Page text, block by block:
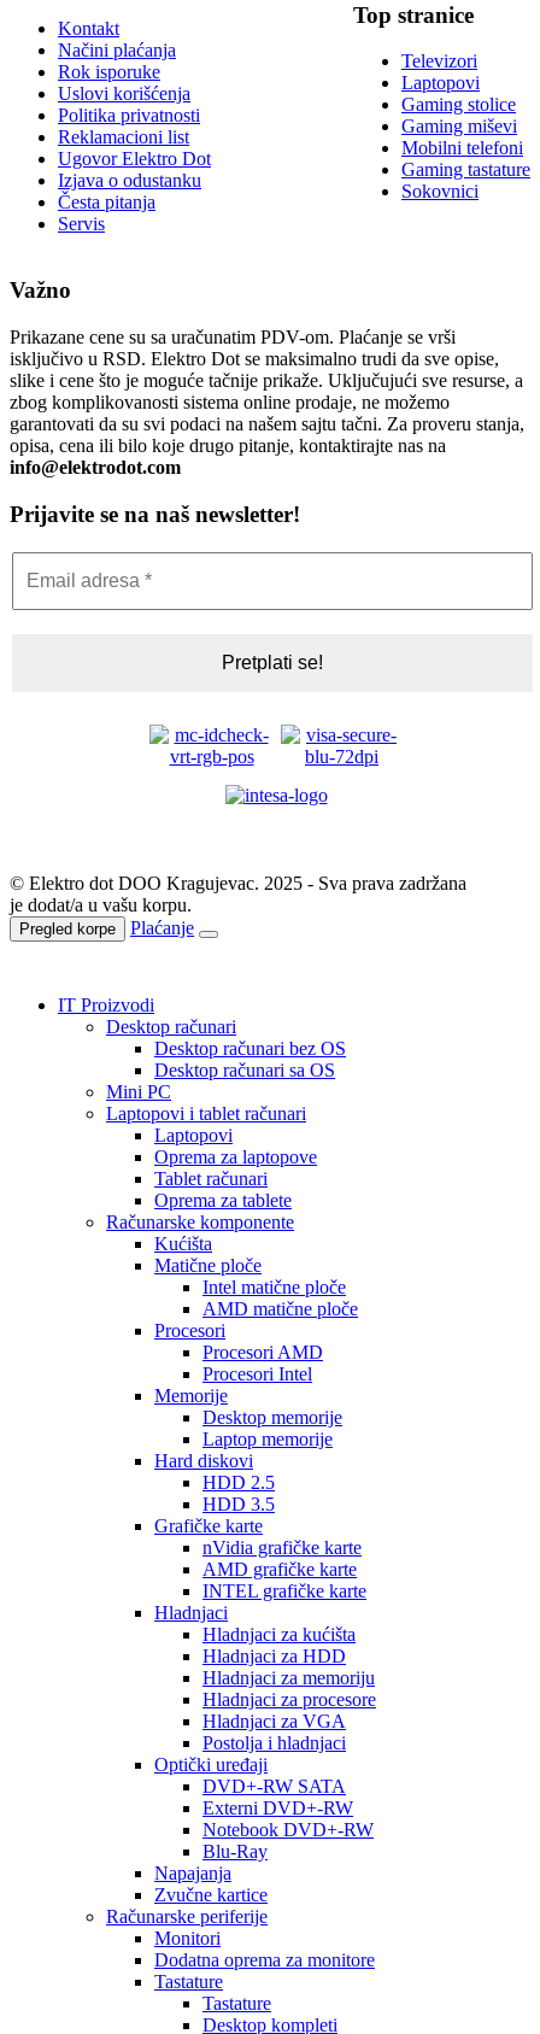
Kontakt
Načini plaćanja
Rok isporuke
Uslovi korišćenja
Politika privatnosti
Reklamacioni list
Ugovor Elektro Dot
Izjava o odustanku
Česta pitanja
Servis
Top stranice
Televizori
Laptopovi
Gaming stolice
Gaming miševi
Mobilni telefoni
Gaming tastature
Sokovnici
Važno
Prikazane cene su sa uračunatim PDV-om. Plaćanje se vrši
isključivo u RSD. Elektro Dot se maksimalno trudi da sve opise,
slike i cene što je moguće tačnije prikaže. Uključujući sve resurse, a
zbog komplikovanosti sistema online prodaje, ne možemo
garantovati da su svi podaci na našem sajtu tačni. Za proveru stanja,
opisa, cena ili bilo koje drugo pitanje, kontaktirajte nas na
info@elektrodot.com
Prijavite se na naš newsletter!
© Elektro dot DOO Kragujevac. 2025 - Sva prava zadržana
je dodat/a u vašu korpu.
Pregled korpe Plaćanje
IT Proizvodi
Desktop računari
Desktop računari bez OS
Desktop računari sa OS
Mini PC
Laptopovi i tablet računari
Laptopovi
Oprema za laptopove
Tablet računari
Oprema za tablete
Računarske komponente
Kućišta
Matične ploče
Intel matične ploče
AMD matične ploče
Procesori
Procesori AMD
Procesori Intel
Memorije
Desktop memorije
Laptop memorije
Hard diskovi
HDD 2.5
HDD 3.5
Grafičke karte
nVidia grafičke karte
AMD grafičke karte
INTEL grafičke karte
Hladnjaci
Hladnjaci za kućišta
Hladnjaci za HDD
Hladnjaci za memoriju
Hladnjaci za procesore
Hladnjaci za VGA
Postolja i hladnjaci
Optički uređaji
DVD+-RW SATA
Externi DVD+-RW
Notebook DVD+-RW
Blu-Ray
Napajanja
Zvučne kartice
Računarske periferije
Monitori
Dodatna oprema za monitore
Tastature
Tastature
Desktop kompleti